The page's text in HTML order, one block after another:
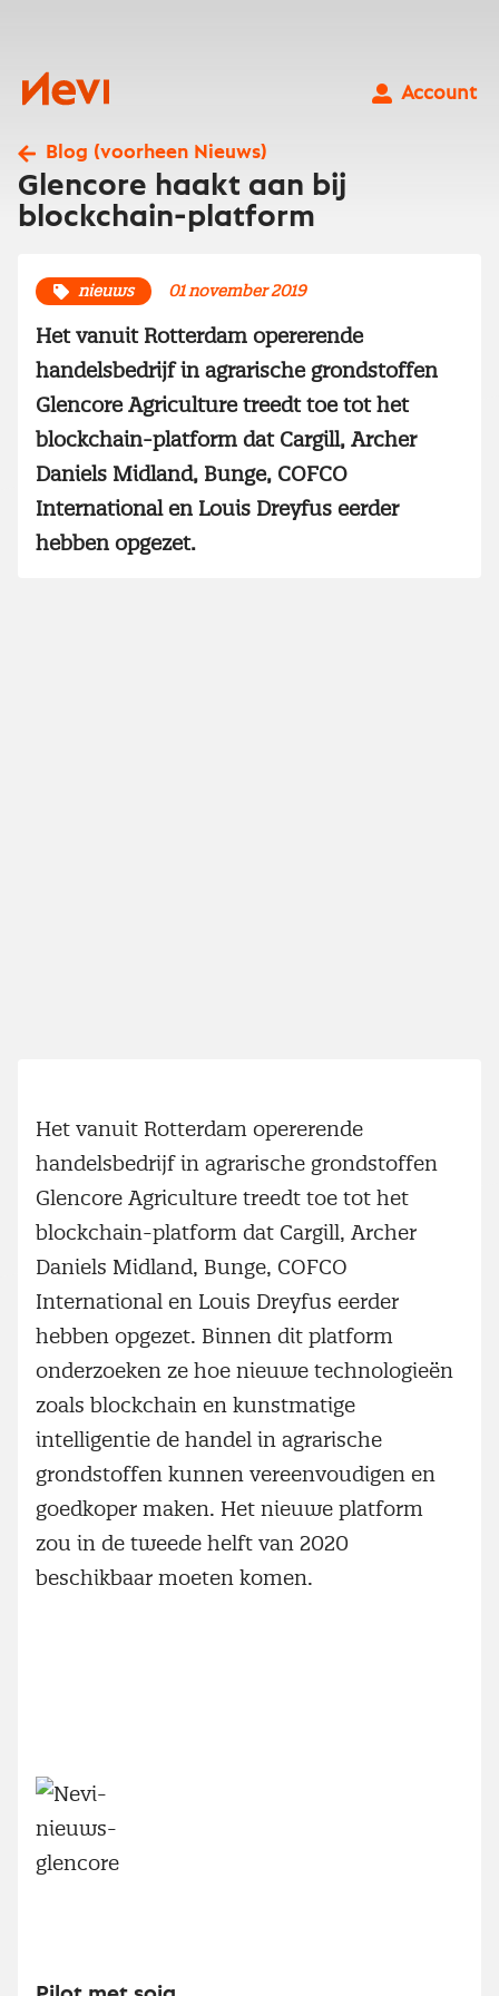
Nevi
Account
Blog (voorheen Nieuws)
Glencore haakt aan bij
blockchain-platform
nieuws 01 november 2019
Het vanuit Rotterdam opererende
handelsbedrijf in agrarische grondstoffen
Glencore Agriculture treedt toe tot het
blockchain-platform dat Cargill, Archer
Daniels Midland, Bunge, COFCO
International en Louis Dreyfus eerder
hebben opgezet.
Het vanuit Rotterdam opererende
handelsbedrijf in agrarische grondstoffen
Glencore Agriculture treedt toe tot het
blockchain-platform dat Cargill, Archer
Daniels Midland, Bunge, COFCO
International en Louis Dreyfus eerder
hebben opgezet. Binnen dit platform
onderzoeken ze hoe nieuwe technologieën
zoals blockchain en kunstmatige
intelligentie de handel in agrarische
grondstoffen kunnen vereenvoudigen en
goedkoper maken. Het nieuwe platform
zou in de tweede helft van 2020
beschikbaar moeten komen.